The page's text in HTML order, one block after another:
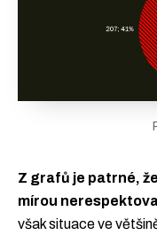
Z grafů je patrné,
mírou
však situace ve